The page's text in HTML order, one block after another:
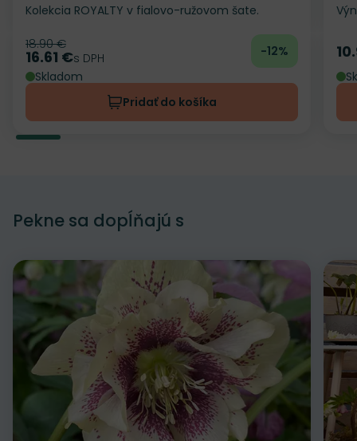
Kolekcia ROYALTY v fialovo-ružovom šate.
Pôvodná cena
18.90 €
Cena
16.61 €s DPH
-12%
Skladom
Pridať do košíka
Pekne sa dopĺňajú s